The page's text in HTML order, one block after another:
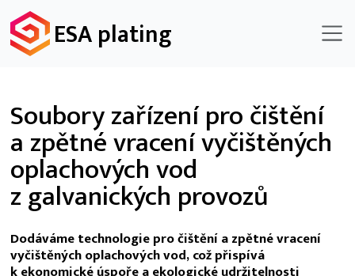
ESA plating
Soubory zařízení pro čištění
a zpětné vracení vyčištěných
oplachových vod
z galvanických provozů
Dodáváme technologie pro čištění a zpětné vracení
vyčištěných oplachových vod, což přispívá